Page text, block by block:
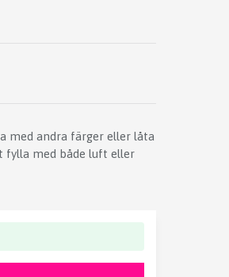
med andra färger eller låta
fylla med både luft eller